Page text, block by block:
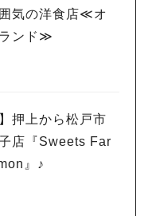
囲気の洋食店≪オ
ンド≫
押上から松戸市
店『Sweets Far
』♪